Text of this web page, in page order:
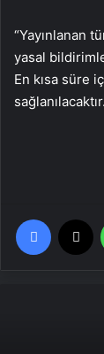
“Yayınlanan
yasal
En kısa süre
Facebook